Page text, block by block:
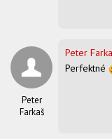
Peter
Farkaš
Peter
Perfektné